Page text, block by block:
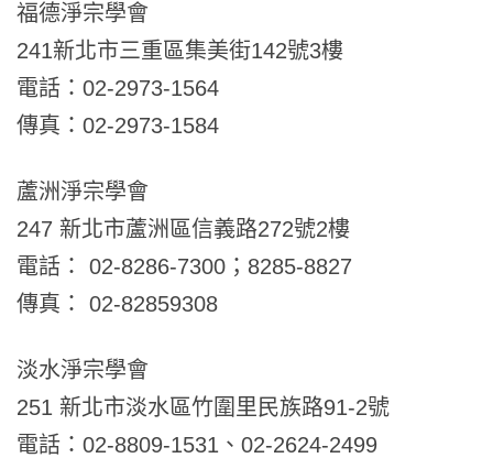
福德淨宗學會
241新北市三重區集美街142號3樓
電話：02-2973-1564
傳真：02-2973-1584
蘆洲淨宗學會
247 新北市蘆洲區信義路272號2樓
電話： 02-8286-7300；8285-8827
傳真： 02-82859308
淡水淨宗學會
251 新北市淡水區竹圍里民族路91-2號
電話：02-8809-1531、02-2624-2499